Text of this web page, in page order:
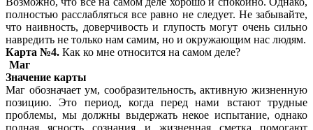
полностью расслабляться все равно не следует. Не забывайте,
что наивность, доверчивость и глупость могут очень сильно
навредить не только нам самим, но и окружающим нас людям.
Карта №4. Как ко мне относится на самом деле?
Маг
Значение карты
Маг обозначает ум, сообразительность, активную жизненную
позицию. Это период, когда перед нами встают трудные
проблемы, мы должны выдержать некое испытание, однако